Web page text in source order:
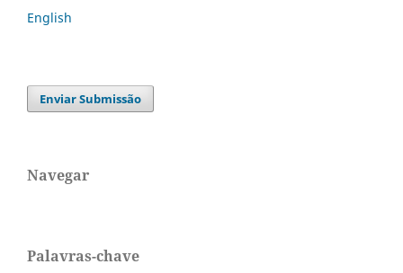
English
Enviar Submissão
Navegar
Palavras-chave